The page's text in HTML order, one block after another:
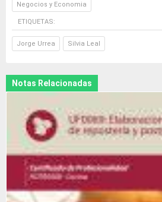
Negocios y Economia
ETIQUETAS:
Jorge Urrea Silvia Leal
Notas Relacionadas